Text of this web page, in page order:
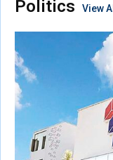
Politics View All